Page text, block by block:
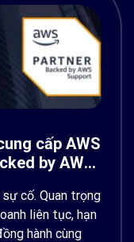
cấp AWS
by AWS
cố. Quan trọng
liên tục, hạn
hành cùng